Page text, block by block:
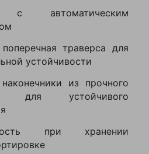
с автоматическим
траверса для
устойчивости
из прочного
для устойчивого
при хранении
заметил,
фиксации
часы —
не люфтит,
Очень
царапает
Спустя
я уже